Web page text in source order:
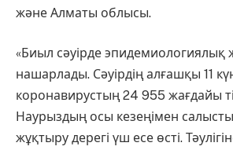
және Алматы облысы.
«Биыл сәуірде эпидемиологиялық
нашарлады. Сәуірдің алғашқы 11
коронавирустың 24 955 жағдайы
Наурыздың осы кезеңімен
жұқтыру дерегі үш есе өсті.